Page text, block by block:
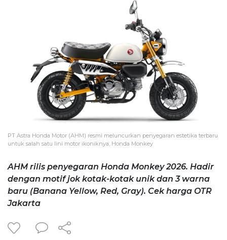
PT Astra Honda Motor (AHM) resmi meluncurkan penyegaran estetika terbaru
untuk salah satu lini motor ikoniknya, Honda Monkey
AHM rilis penyegaran Honda Monkey 2026. Hadir
dengan motif jok kotak-kotak unik dan 3 warna
baru (Banana Yellow, Red, Gray). Cek harga OTR
Jakarta